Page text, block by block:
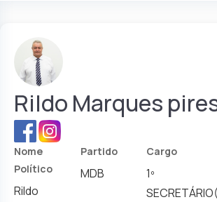
Rildo Marques
Nome
Político
Rildo
Partido
MDB
Cargo
1º